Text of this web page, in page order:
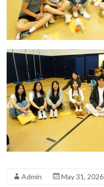
Admin May 31, 2026